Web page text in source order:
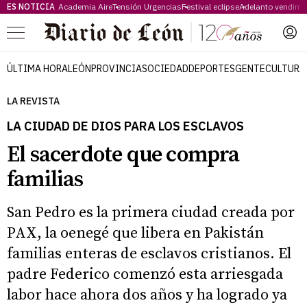
ES NOTICIA Academia AireTensión UrgenciasFestival eclipseAdelanto
Menú
ÚLTIMA HORALEÓNPROVINCIASOCIEDADDEPORTESGENTECULTURA
LA REVISTA
LA CIUDAD DE DIOS PARA LOS ESCLAVOS
El sacerdote que compra
familias
San Pedro es la primera ciudad creada por
PAX, la oenegé que libera en Pakistán
familias enteras de esclavos cristianos. El
padre Federico comenzó esta arriesgada
labor hace ahora dos años y ha logrado ya